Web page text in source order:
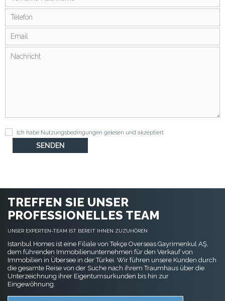
Ich habe Nutzungsbedingungen gelesen und akzeptiert
TREFFEN SIE UNSER
PROFESSIONELLES TEAM
UNSER EXPERTEN-TEAM IST BEREIT IHNEN ZUZUHÖREN
Istanbul Homes ist eine Filiale von Tekçe Overseas Gayrimenkul AŞ,
dem führenden Immobilienunternehmen für den Verkauf von
Immobilien in Übersee in der Türkei. Wir führen unsere Kunden durch
die gesamte Reise von der Suche nach ihrem Traumhaus über die
Unterzeichnung ihrer Eigentumsurkunden bis hin zur
Eingewöhnung.